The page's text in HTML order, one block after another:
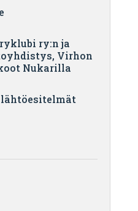
ry:n ja
Virhon
Nukarilla